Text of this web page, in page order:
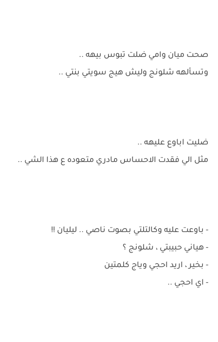
صحت ميان وامي ضلت تبوس بيهه ..
وتسألهه شلونج وليش هيج سويتي بنتي ..
ضليت اباوع عليهه ..
مثل الي فقدت الاحساس مادري متعوده ع هذا الشي ..
- باوعت عليه وكالتلتي بصوت ناصي .. ليليان !!
- هياني حبيبتي ، شلونج ؟
- بخير ، اريد احجي وياج كلمتين
- اي احجي ..